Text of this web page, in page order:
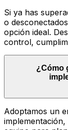
Si ya has
o
opción ideal.
control,
¿Cómo
Adoptamos un